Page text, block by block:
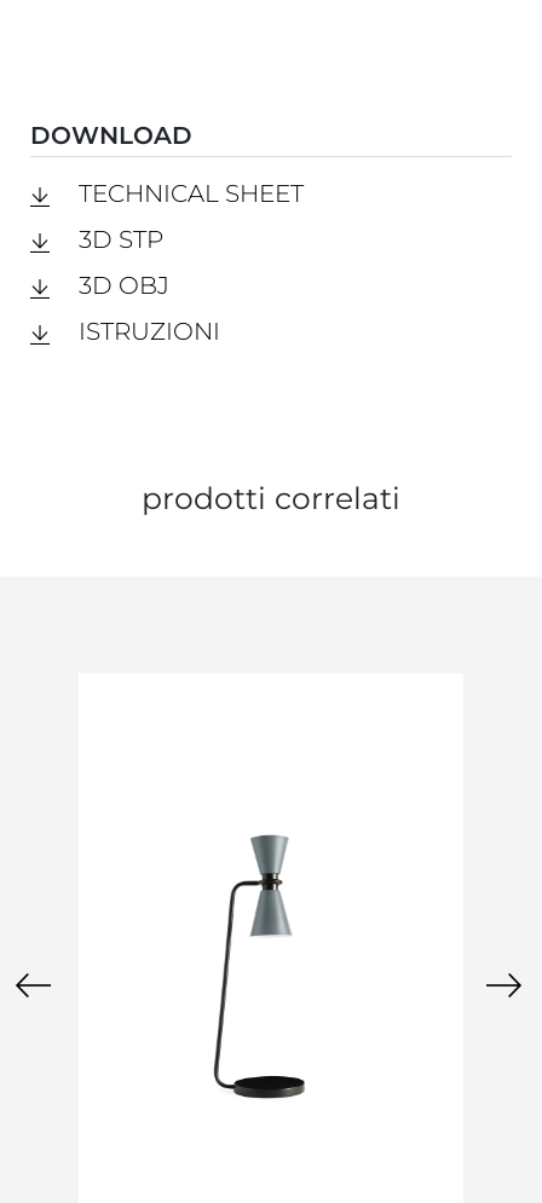
DOWNLOAD
TECHNICAL SHEET
3D STP
3D OBJ
ISTRUZIONI
prodotti correlati